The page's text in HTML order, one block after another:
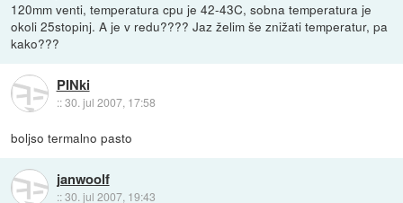
120mm venti, temperatura cpu je 42-43C, sobna temperatura je
okoli 25stopinj. A je v redu???? Jaz želim še znižati temperatur, pa
kako???
PINki
::30. jul 2007, 17:58
boljso termalno pasto
janwoolf
::30. jul 2007, 19:43